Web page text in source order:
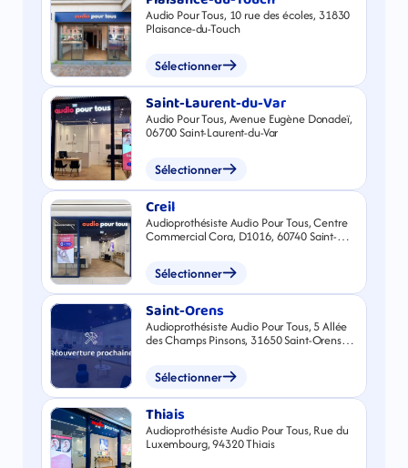
Audio Pour Tous, 10 rue des écoles, 31830
Plaisance-du-Touch
Sélectionner
Saint-Laurent-du-Var
Audio Pour Tous, Avenue Eugène Donadeï,
06700 Saint-Laurent-du-Var
Sélectionner
Creil
Audioprothésiste Audio Pour Tous, Centre
Commercial Cora, D1016, 60740 Saint-
Sélectionner
Saint-Orens
Audioprothésiste Audio Pour Tous, 5 Allée
des Champs Pinsons, 31650 Saint-Orens-
Sélectionner
Thiais
Audioprothésiste Audio Pour Tous, Rue du
Luxembourg, 94320 Thiais